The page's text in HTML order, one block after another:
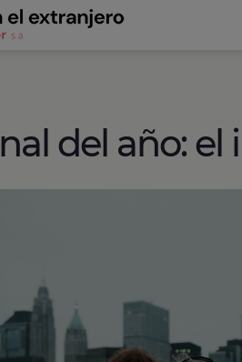
del año: